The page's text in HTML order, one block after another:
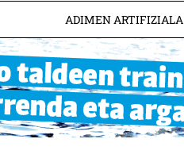
ADIMEN ARTIFIZIALA